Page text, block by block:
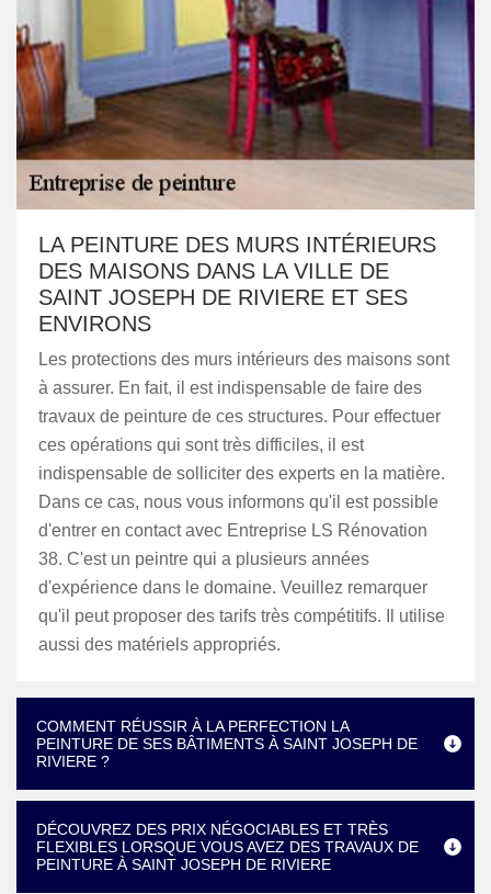
LA PEINTURE DES MURS INTÉRIEURS
DES MAISONS DANS LA VILLE DE
SAINT JOSEPH DE RIVIERE ET SES
ENVIRONS
Les protections des murs intérieurs des maisons sont
à assurer. En fait, il est indispensable de faire des
travaux de peinture de ces structures. Pour effectuer
ces opérations qui sont très difficiles, il est
indispensable de solliciter des experts en la matière.
Dans ce cas, nous vous informons qu'il est possible
d'entrer en contact avec Entreprise LS Rénovation
38. C'est un peintre qui a plusieurs années
d'expérience dans le domaine. Veuillez remarquer
qu'il peut proposer des tarifs très compétitifs. Il utilise
aussi des matériels appropriés.
COMMENT RÉUSSIR À LA PERFECTION LA
PEINTURE DE SES BÂTIMENTS À SAINT JOSEPH DE
RIVIERE ?
DÉCOUVREZ DES PRIX NÉGOCIABLES ET TRÈS
FLEXIBLES LORSQUE VOUS AVEZ DES TRAVAUX DE
PEINTURE À SAINT JOSEPH DE RIVIERE